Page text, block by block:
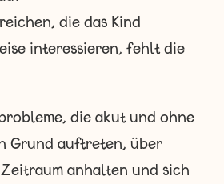
die das Kind
interessieren, fehlt die
die akut und ohne
Grund auftreten, über
anhalten und sich